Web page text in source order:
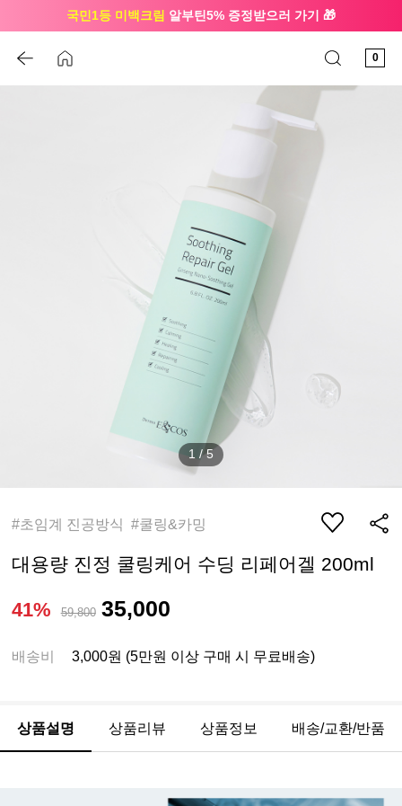
국민1등 미백크림 알부틴5% 증정받으러 가기 🎁
0
1 /5
#초임계 진공방식 #쿨링&카밍
대용량 진정 쿨링케어 수딩 리페어겔 200ml
41% 59,800 35,000
배송비 3,000원 (5만원 이상 구매 시 무료배송)
상품설명 상품리뷰 상품정보 배송/교환/반품